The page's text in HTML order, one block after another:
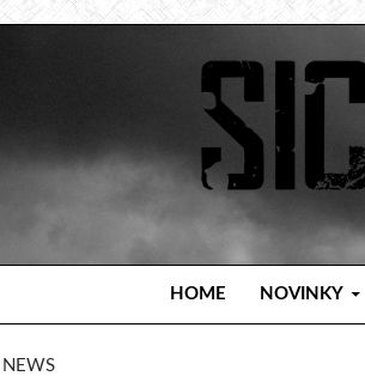
HOME NOVINKY
NEWS